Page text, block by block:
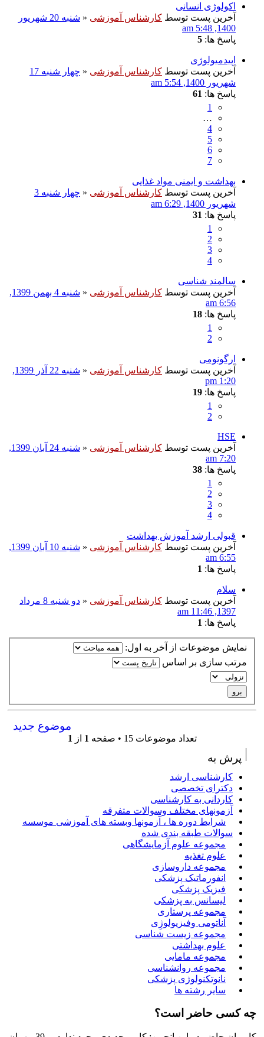
اکولوژی انسانی
آخرین پست توسط کارشناس آموزشی «
شنبه 20 شهریور
1400, 5:48 am
پاسخ ها: 5
اپیدمیولوژی
آخرین پست توسط کارشناس آموزشی «
چهار شنبه 17
شهریور 1400, 5:54 am
پاسخ ها: 61
1
…
4
5
6
7
بهداشت و ایمنی مواد غذایی
آخرین پست توسط کارشناس آموزشی «
چهار شنبه 3
شهریور 1400, 6:29 am
پاسخ ها: 31
1
2
3
4
سالمند شناسی
آخرین پست توسط کارشناس آموزشی «
شنبه 4 بهمن 1399,
6:56 am
پاسخ ها: 18
1
2
ارگونومی
آخرین پست توسط کارشناس آموزشی «
شنبه 22 آذر 1399,
1:20 pm
پاسخ ها: 19
1
2
HSE
آخرین پست توسط کارشناس آموزشی «
شنبه 24 آبان 1399,
7:20 am
پاسخ ها: 38
1
2
3
4
قبولی ارشد آموزش بهداشت
آخرین پست توسط کارشناس آموزشی «
شنبه 10 آبان 1399,
6:55 am
پاسخ ها: 1
سلام
آخرین پست توسط کارشناس آموزشی «
دو شنبه 8 مرداد
1397, 11:46 am
پاسخ ها: 1
نمایش موضوعات از آخر به اول:
مرتب سازی بر اساس
موضوع جدید
تعداد موضوعات 15 • صفحه 1 از 1
پرش به
کارشناسی ارشد
دکترای تخصصی
کاردانی به کارشناسی
آزمونهای مختلف وسوالات متفرقه
شرایط دوره ها ، آزمونها وبسته های آموزشی موسسه
سوالات طبقه بندی شده
مجموعه علوم آزمایشگاهی
علوم تغذیه
مجموعه داروسازی
انفورماتیک پزشکی
فیزیک پزشکی
لیسانس به پزشکی
مجموعه پرستاری
آناتومی وفیزیولوژِی
مجموعه زیست شناسی
علوم بهداشتی
مجموعه مامایی
مجموعه روانشناسی
نانوتکنولوژی پزشکی
سایر رشته ها
چه کسی حاضر است؟